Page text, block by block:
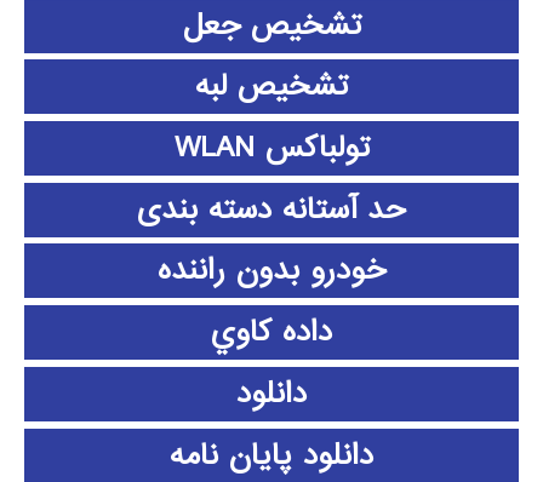
تشخیص جعل
تشخیص لبه
تولباکس WLAN
حد آستانه دسته بندی
خودرو بدون راننده
داده كاوي
دانلود
دانلود پايان نامه